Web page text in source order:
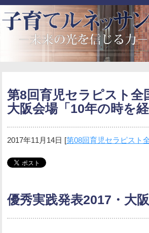
第8回育児セラピスト全
大阪会場「10年の時を経
2017年11月14日 [第08回育児セラピスト
優秀実践発表2017・大